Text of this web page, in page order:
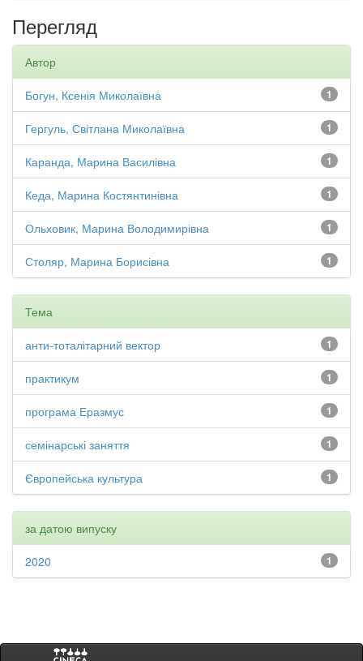
Перегляд
Автор
1
Богун, Ксенія Миколаївна
1
Гергуль, Світлана Миколаївна
1
Каранда, Марина Василівна
1
Кеда, Марина Костянтинівна
1
Ольховик, Марина Володимирівна
1
Столяр, Марина Борисівна
Тема
1
анти-тоталітарний вектор
1
практикум
1
програма Еразмус
1
семінарські заняття
1
Європейська культура
за датою випуску
1
2020